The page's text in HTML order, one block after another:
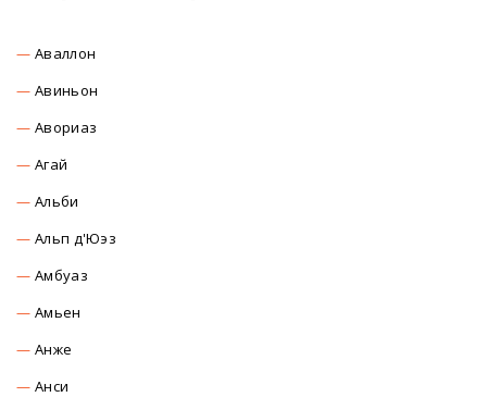
Аваллон
Авиньон
Авориаз
Агай
Альби
Альп д'Юэз
Амбуаз
Амьен
Анже
Анси